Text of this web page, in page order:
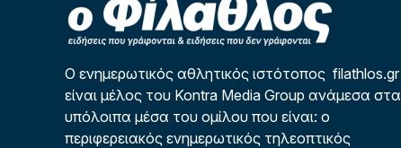
Ο ενημερωτικός αθλητικός ιστότοπος filathlos.gr
είναι μέλος του Kontra Media Group ανάμεσα στα
υπόλοιπα μέσα του ομίλου που είναι: ο
περιφερειακός ενημερωτικός τηλεοπτικός